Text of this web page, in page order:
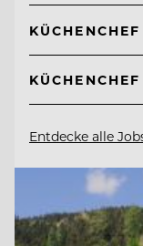
Entdecke alle